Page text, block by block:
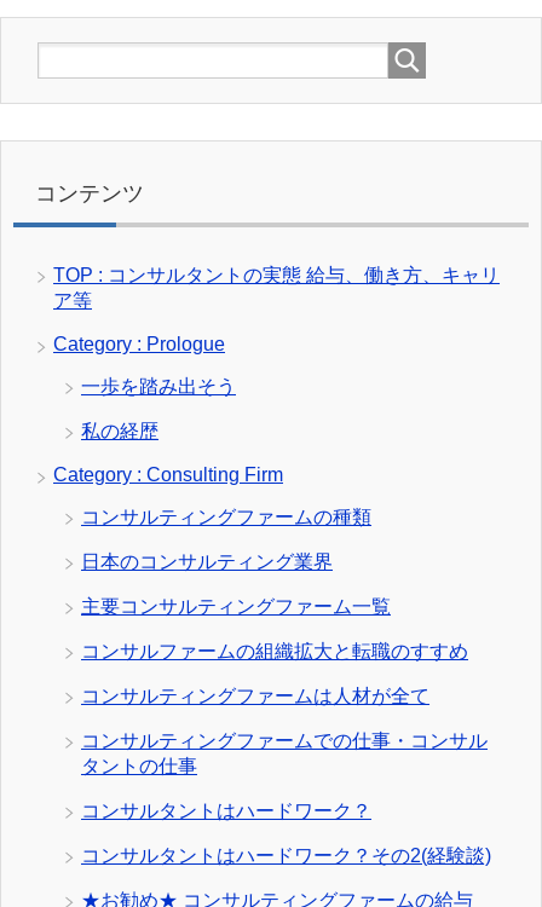
コンテンツ
TOP : コンサルタントの実態 給与、働き方、キャリ
ア等
Category : Prologue
一歩を踏み出そう
私の経歴
Category : Consulting Firm
コンサルティングファームの種類
日本のコンサルティング業界
主要コンサルティングファーム一覧
コンサルファームの組織拡大と転職のすすめ
コンサルティングファームは人材が全て
コンサルティングファームでの仕事・コンサル
タントの仕事
コンサルタントはハードワーク？
コンサルタントはハードワーク？その2(経験談)
★お勧め★ コンサルティングファームの給与